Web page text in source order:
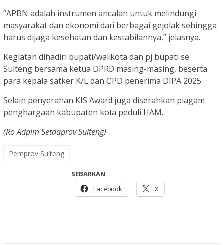
“APBN adalah instrumen andalan untuk melindungi
masyarakat dan ekonomi dari berbagai gejolak sehingga
harus dijaga kesehatan dan kestabilannya,” jelasnya.
Kegiatan dihadiri bupati/walikota dan pj bupati se
Sulteng bersama ketua DPRD masing-masing, beserta
para kepala satker K/L dan OPD penerima DIPA 2025.
Selain penyerahan KIS Award juga diserahkan piagam
penghargaan kabupaten kota peduli HAM.
(Ro Adpim Setdaprov Sulteng)
Pemprov Sulteng
SEBARKAN
Facebook
X